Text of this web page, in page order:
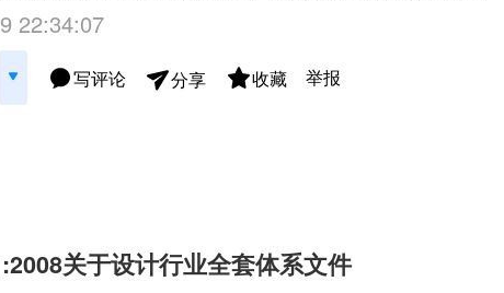
22:34:07
写评论 分享 收藏 举报
关于设计行业全套体系文件